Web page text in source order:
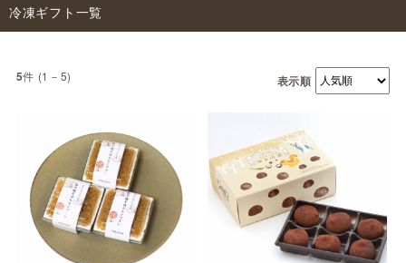
冷凍ギフト一覧
5件 (1－5) 表示順